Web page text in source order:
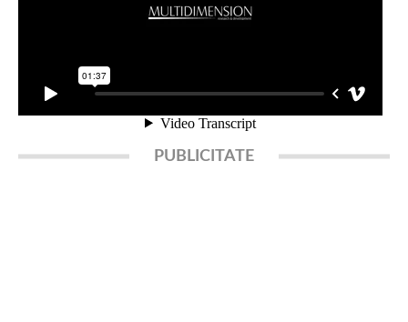
PUBLICITATE